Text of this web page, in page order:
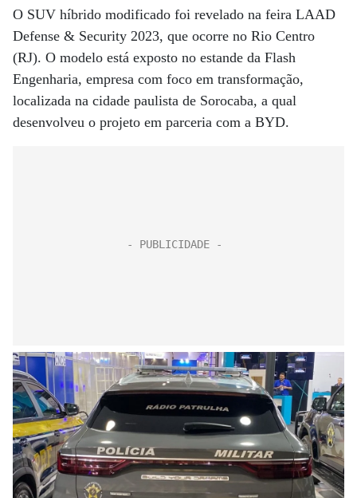
O SUV híbrido modificado foi revelado na feira LAAD
Defense & Security 2023, que ocorre no Rio Centro
(RJ). O modelo está exposto no estande da Flash
Engenharia, empresa com foco em transformação,
localizada na cidade paulista de Sorocaba, a qual
desenvolveu o projeto em parceria com a BYD.